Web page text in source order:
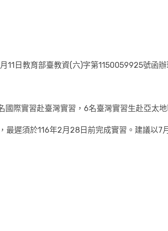
11日教育部臺教資(六)字第1150059925號函辦
際實習赴臺灣實習，6名臺灣實習生赴亞太
遲須於116年2月28日前完成實習。建議以7